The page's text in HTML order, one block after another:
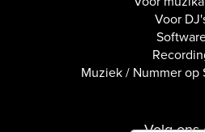
Voor
Muziek / Nummer op